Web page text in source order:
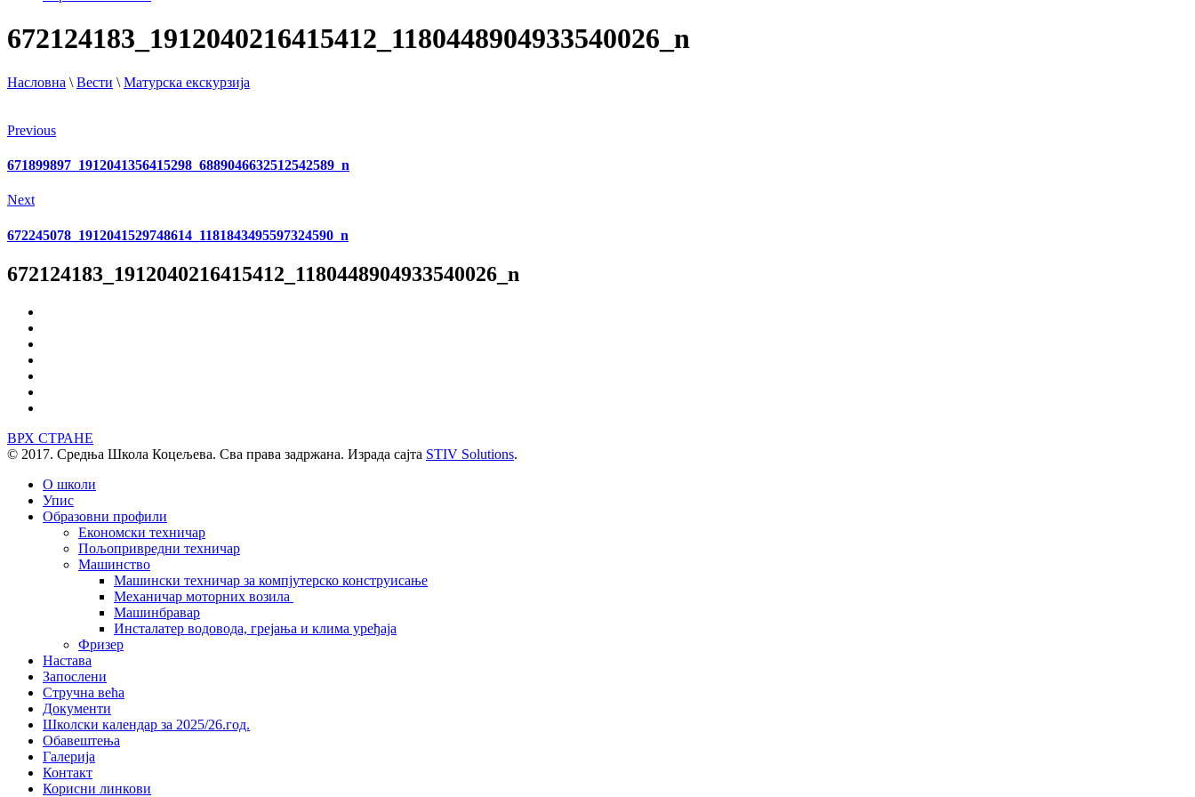
672124183_1912040216415412_1180448904933540026_n
Насловна \ Вести \ Матурска екскурзија
Previous
671899897_1912041356415298_6889046632512542589_n
Next
672245078_1912041529748614_1181843495597324590_n
672124183_1912040216415412_1180448904933540026_n
ВРХ СТРАНЕ
© 2017. Средња Школа Коцељева. Сва права задржана. Израда сајта STIV Solutions.
О школи
Упис
Образовни профили
Економски техничар
Пољопривредни техничар
Машинство
Машински техничар за компјутерско конструисање
Механичар моторних возила
Машинбравар
Инсталатер водовода, грејања и клима уређаја
Фризер
Настава
Запослени
Стручна већа
Документи
Школски календар за 2025/26.год.
Обавештења
Галерија
Контакт
Корисни линкови